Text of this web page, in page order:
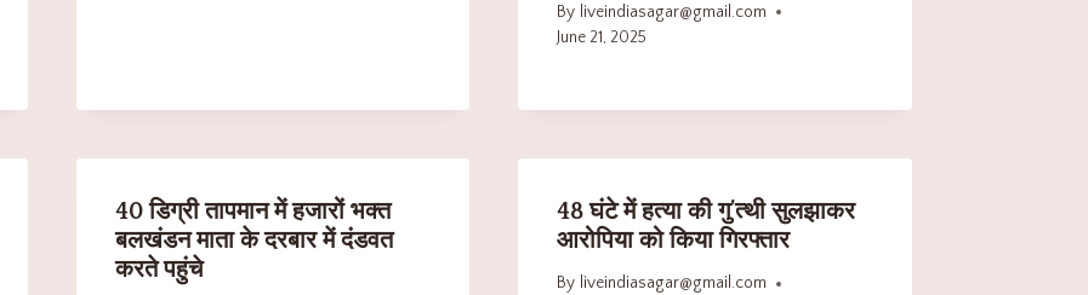
By liveindiasagar@gmail.com
June 21, 2025
40 डिग्री तापमान में हजारों भक्त
बलखंडन माता के दरबार में दंडवत
करते पहुंचे
48 घंटे में हत्या की गु’त्थी सुलझाकर
आरोपिया को किया गिरफ्तार
By liveindiasagar@gmail.com